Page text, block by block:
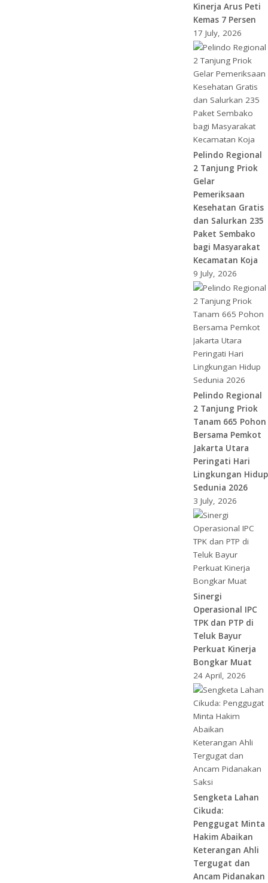
Kinerja Arus Peti
Kemas 7 Persen
17 July, 2026
Pelindo Regional
2 Tanjung Priok
Gelar
Pemeriksaan
Kesehatan Gratis
dan Salurkan 235
Paket Sembako
bagi Masyarakat
Kecamatan Koja
9 July, 2026
Pelindo Regional
2 Tanjung Priok
Tanam 665 Pohon
Bersama Pemkot
Jakarta Utara
Peringati Hari
Lingkungan Hidup
Sedunia 2026
3 July, 2026
Sinergi
Operasional IPC
TPK dan PTP di
Teluk Bayur
Perkuat Kinerja
Bongkar Muat
24 April, 2026
Sengketa Lahan
Cikuda:
Penggugat Minta
Hakim Abaikan
Keterangan Ahli
Tergugat dan
Ancam Pidanakan